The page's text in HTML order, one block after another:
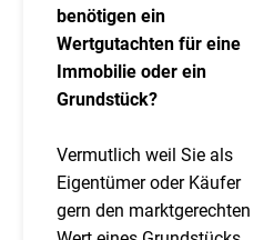
benötigen ein
Wertgutachten für eine
Immobilie oder ein
Grundstück?
Vermutlich weil Sie als
Eigentümer oder Käufer
gern den marktgerechten